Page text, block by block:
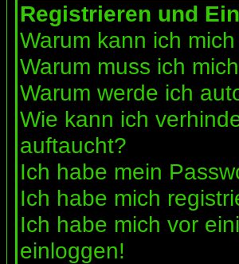
Registrieren und
Warum kann ich
Warum muss ich
Warum werde ich
Wie kann ich
auftaucht?
Ich habe mein
Ich habe mich
Ich habe mich vor
einloggen!